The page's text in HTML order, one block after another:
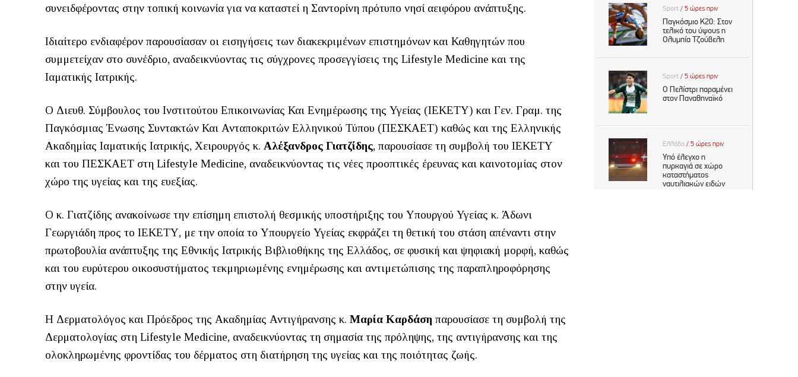
συνειδφέροντας στην τοπική κοινωνία για να καταστεί η Σαντορίνη πρότυπο νησί αειφόρου ανάπτυξης.
Ιδιαίτερο ενδιαφέρον παρουσίασαν οι εισηγήσεις των διακεκριμένων επιστημόνων και Καθηγητών που
συμμετείχαν στο συνέδριο, αναδεικνύοντας τις σύγχρονες προσεγγίσεις της Lifestyle Medicine και της
Ιαματικής Ιατρικής.
Ο Διευθ. Σύμβουλος του Ινστιτούτου Επικοινωνίας Και Ενημέρωσης της Υγείας (ΙΕΚΕΤΥ) και Γεν. Γραμ. της
Παγκόσμιας Ένωσης Συντακτών Και Ανταποκριτών Ελληνικού Τύπου (ΠΕΣΚΑΕΤ) καθώς και της Ελληνικής
Ακαδημίας Ιαματικής Ιατρικής, Χειρουργός κ. Αλέξανδρος Γιατζίδης, παρουσίασε τη συμβολή του ΙΕΚΕΤΥ
και του ΠΕΣΚΑΕΤ στη Lifestyle Medicine, αναδεικνύοντας τις νέες προοπτικές έρευνας και καινοτομίας στον
χώρο της υγείας και της ευεξίας.
Ο κ. Γιατζίδης ανακοίνωσε την επίσημη επιστολή θεσμικής υποστήριξης του Υπουργού Υγείας κ. Άδωνι
Γεωργιάδη προς το ΙΕΚΕΤΥ, με την οποία το Υπουργείο Υγείας εκφράζει τη θετική του στάση απέναντι στην
πρωτοβουλία ανάπτυξης της Εθνικής Ιατρικής Βιβλιοθήκης της Ελλάδος, σε φυσική και ψηφιακή μορφή, καθώς
και του ευρύτερου οικοσυστήματος τεκμηριωμένης ενημέρωσης και αντιμετώπισης της παραπληροφόρησης
στην υγεία.
Η Δερματολόγος και Πρόεδρος της Ακαδημίας Αντιγήρανσης κ. Μαρία Καρδάση παρουσίασε τη συμβολή της
Δερματολογίας στη Lifestyle Medicine, αναδεικνύοντας τη σημασία της πρόληψης, της αντιγήρανσης και της
ολοκληρωμένης φροντίδας του δέρματος στη διατήρηση της υγείας και της ποιότητας ζωής.